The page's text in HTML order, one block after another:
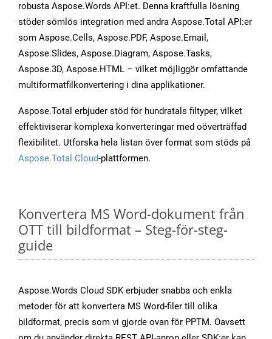
robusta Aspose.Words API:et. Denna kraftfulla lösning
stöder sömlös integration med andra Aspose.Total API:er
som Aspose.Cells, Aspose.PDF, Aspose.Email,
Aspose.Slides, Aspose.Diagram, Aspose.Tasks,
Aspose.3D, Aspose.HTML – vilket möjliggör omfattande
multiformatfilkonvertering i dina applikationer.
Aspose.Total erbjuder stöd för hundratals filtyper, vilket
effektiviserar komplexa konverteringar med oöverträffad
flexibilitet. Utforska hela listan över format som stöds på
Aspose.Total Cloud-plattformen.
Konvertera MS Word-dokument från
OTT till bildformat – Steg-för-steg-
guide
Aspose.Words Cloud SDK erbjuder snabba och enkla
metoder för att konvertera MS Word-filer till olika
bildformat, precis som vi gjorde ovan för PPTM. Oavsett